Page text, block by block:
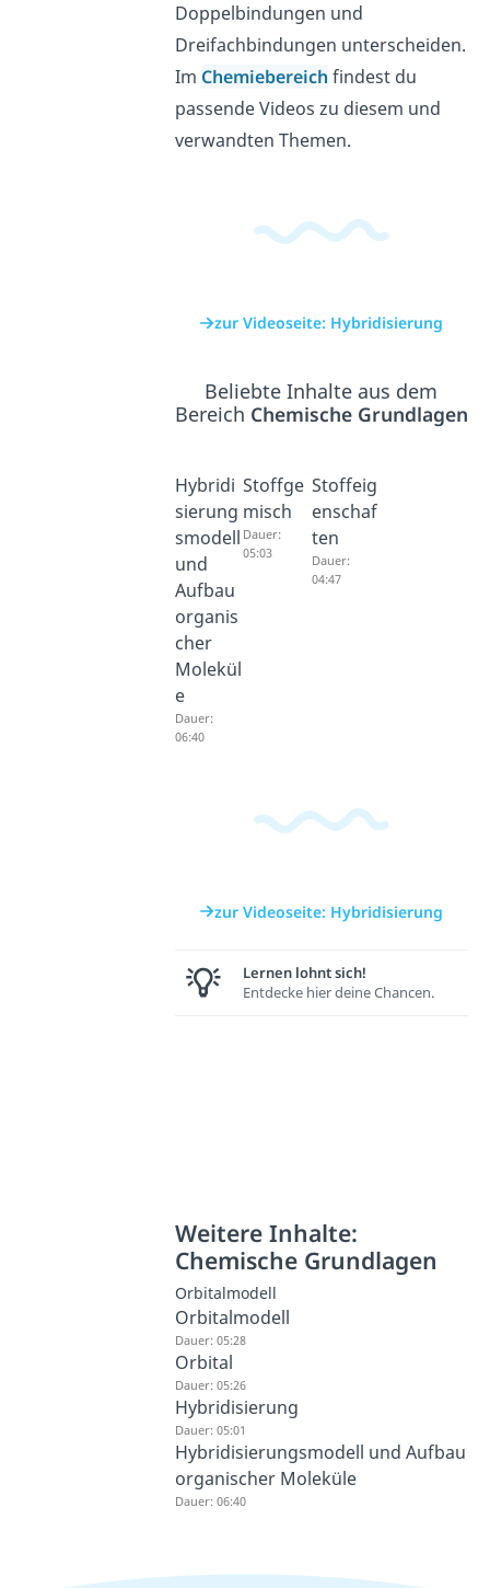
Doppelbindungen und
Dreifachbindungen unterscheiden.
Im Chemiebereich findest du
passende Videos zu diesem und
verwandten Themen.
zur Videoseite: Hybridisierung
Beliebte Inhalte aus dem
Bereich Chemische Grundlagen
Hybridi
sierung
smodell
und
Aufbau
organis
cher
Molekül
e
Dauer:
06:40
Stoffge
misch
Dauer:
05:03
Stoffeig
enschaf
ten
Dauer:
04:47
zur Videoseite: Hybridisierung
Lernen lohnt sich!
Entdecke hier deine Chancen.
Weitere Inhalte:
Chemische Grundlagen
Orbitalmodell
Orbitalmodell
Dauer: 05:28
Orbital
Dauer: 05:26
Hybridisierung
Dauer: 05:01
Hybridisierungsmodell und Aufbau
organischer Moleküle
Dauer: 06:40